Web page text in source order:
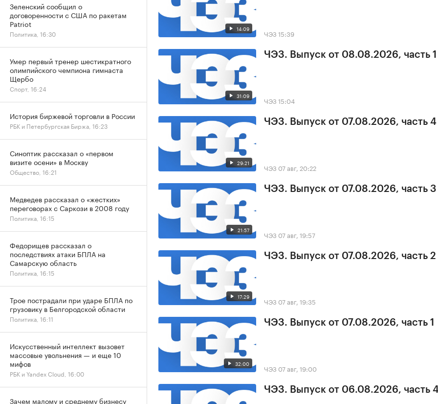
14:09 ЧЭЗ 15:39
31:09
ЧЭЗ. Выпуск от 08.08.2026, часть 1
ЧЭЗ 15:04
29:21
ЧЭЗ. Выпуск от 07.08.2026, часть 4
ЧЭЗ 07 авг, 20:22
21:57
ЧЭЗ. Выпуск от 07.08.2026, часть 3
ЧЭЗ 07 авг, 19:57
17:29
ЧЭЗ. Выпуск от 07.08.2026, часть 2
ЧЭЗ 07 авг, 19:35
32:00
ЧЭЗ. Выпуск от 07.08.2026, часть 1
ЧЭЗ 07 авг, 19:00
ЧЭЗ. Выпуск от 06.08.2026, часть
Зеленский сообщил о
договоренности с США по ракетам
Patriot
Политика, 16:30
Умер первый тренер шестикратного
олимпийского чемпиона гимнаста
Щербо
Спорт, 16:24
История биржевой торговли в России
РБК и Петербургская Биржа, 16:23
Синоптик рассказал о «первом
визите осени» в Москву
Общество, 16:21
Медведев рассказал о «жестких»
переговорах с Саркози в 2008 году
Политика, 16:15
Федорищев рассказал о
последствиях атаки БПЛА на
Самарскую область
Политика, 16:15
Трое пострадали при ударе БПЛА по
грузовику в Белгородской области
Политика, 16:11
Искусственный интеллект вызовет
массовые увольнения — и еще 10
мифов
РБК и Yandex Cloud, 16:00
Зачем малому и среднему бизнесу